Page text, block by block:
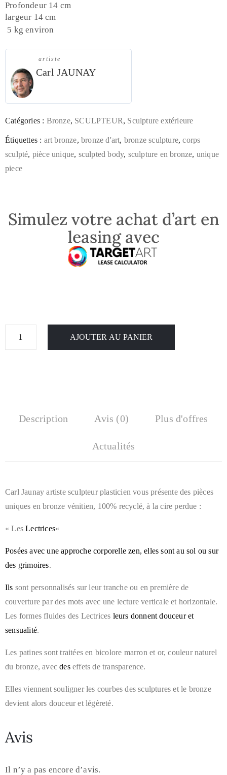
Profondeur 14 cm
largeur 14 cm
5 kg environ
artiste
Carl JAUNAY
Catégories : Bronze, SCULPTEUR, Sculpture extérieure
Étiquettes : art bronze,bronze d'art, bronze sculpture,corps
sculpté, pièce unique, sculpted body, sculpture en bronze, unique
piece
Simulez votre achat d’art en
leasing avec
AJOUTER AU PANIER
Description Avis (0) Plus d'offres
Actualités
Carl Jaunay artiste sculpteur plasticien vous présente des pièces
uniques en bronze vénitien, 100% recyclé, à la cire perdue :
« LesLectrices«
Posées avec une approche corporelle zen,elles sont au sol ou sur
des grimoires.
Ils sont personnalisés sur leur tranche ou en première de
couverture par des mots avec une lecture verticale et horizontale.
Les formes fluides des Lectrices leurs donnent douceur et
sensualité.
Les patines sont traitées en bicolore marron et or, couleur naturel
du bronze, avecdeseffets de transparence.
Elles viennent souligner les courbes des sculptures et le bronze
devient alors douceur et légèreté.
Avis
Il n’y a pas encore d’avis.